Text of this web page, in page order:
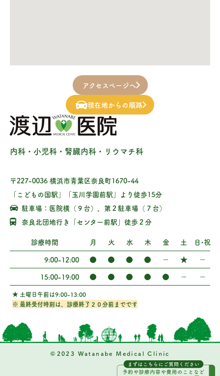
アクセスページへ
現在地からの順路
内科・小児科・腎臓内科・リウマチ科
〒227-0036 横浜市青葉区奈良町1670-44
「こどもの国駅」「玉川学園前駅」より徒歩15分
駐車場：医院横（９台）、第２駐車場（７台）
奈良北団地行き「センター前駅」徒歩２分
診療時間 月 火 水 木 金 土
日・祝
9:00-12:00
● ● ● ● − ★ −
15:00-19:00 ● ● ● ● ● − −
★ 土曜日午前は9:00-13:00
※ 最終受付時刻は、診療終了２０分前までです
©2023 Watanabe Medical Clinic